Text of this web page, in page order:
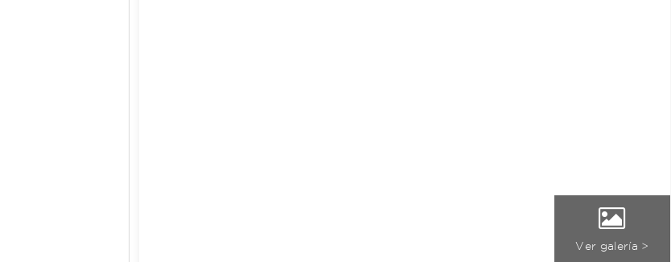
Ver galería >